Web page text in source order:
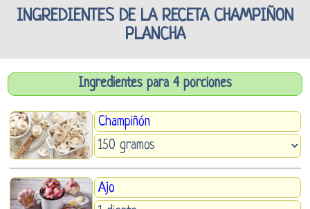
INGREDIENTES DE LA RECETA CHAMPIÑON
PLANCHA
Ingredientes para 4 porciones
Champiñón
Ajo